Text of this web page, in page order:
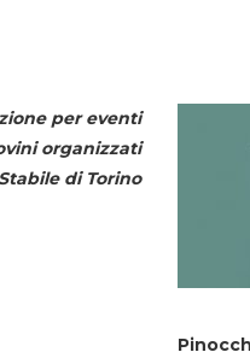
per eventi
organizzati
di Torino